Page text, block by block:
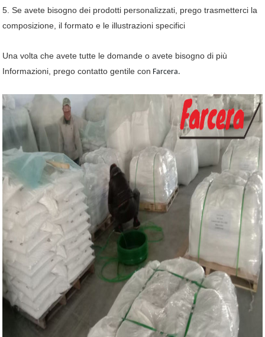
5. Se avete bisogno dei prodotti personalizzati, prego trasmetterci la
composizione, il formato e le illustrazioni specifici
Una volta che avete tutte le domande o avete bisogno di più
Informazioni, prego contatto gentile con Farcera.